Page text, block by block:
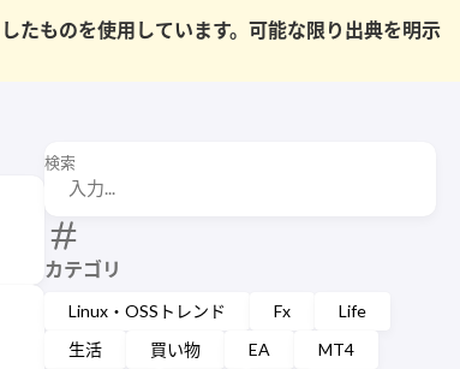
たものを使用しています。可能な限り出典を明示
検索
カテゴリ
Linux・OSSトレンド Fx
Life
生活
買い物 EA
MT4